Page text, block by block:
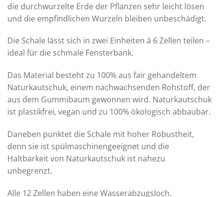
die durchwurzelte Erde der Pflanzen sehr leicht lösen
und die empfindlichen Wurzeln bleiben unbeschädigt.
Die Schale lässt sich in zwei Einheiten á 6 Zellen teilen –
ideal für die schmale Fensterbank.
Das Material besteht zu 100% aus fair gehandeltem
Naturkautschuk, einem nachwachsenden Rohstoff, der
aus dem Gummibaum gewonnen wird. Naturkautschuk
ist plastikfrei, vegan und zu 100% ökologisch abbaubar.
Daneben punktet die Schale mit hoher Robustheit,
denn sie ist spülmaschinengeeignet und die
Haltbarkeit von Naturkautschuk ist nahezu
unbegrenzt.
Alle 12 Zellen haben eine Wasserabzugsloch.